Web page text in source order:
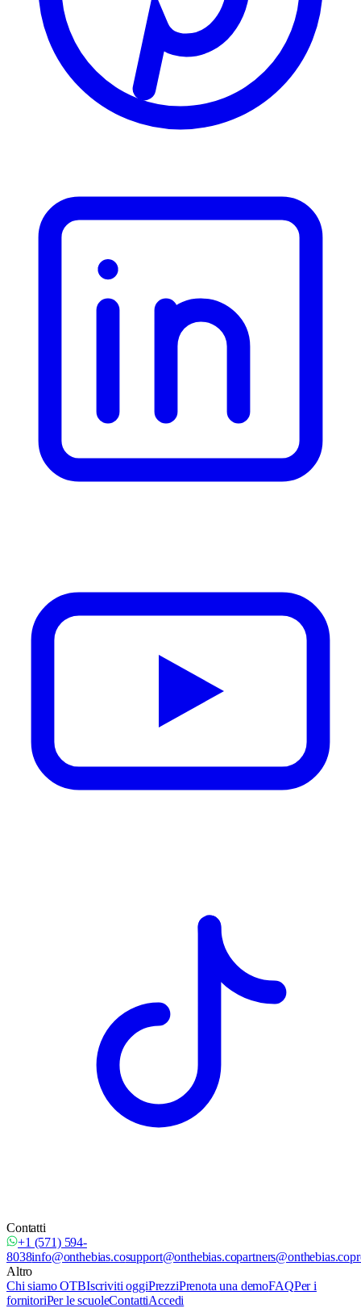
Contatti
+1 (571) 594-
8038info@onthebias.cosupport@onthebias.copartners@onthebias.co
Altro
Chi siamo OTBIscriviti oggiPrezziPrenota una demoFAQPer i
fornitoriPer le scuoleContattiAccedi